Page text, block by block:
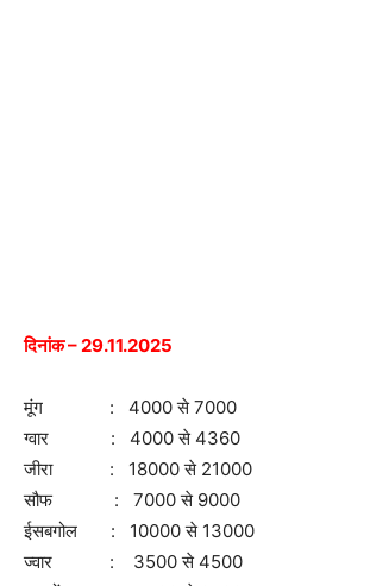
दिनांक – 29.11.2025
मूंग : 4000 से 7000
ग्वार : 4000 से 4360
जीरा : 18000 से 21000
सौफ : 7000 से 9000
ईसबगोल : 10000 से 13000
ज्वार : 3500 से 4500